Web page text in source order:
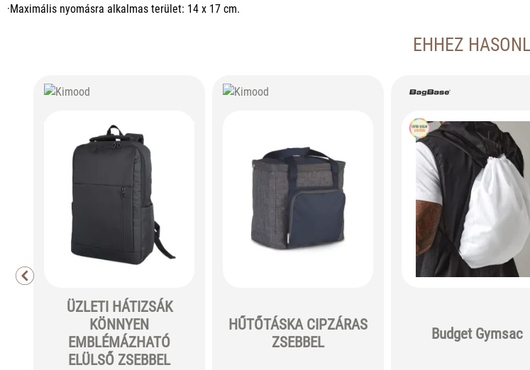
·Maximális nyomásra alkalmas terület: 14 x 17 cm.
EHHEZ
ÜZLETI HÁTIZSÁK
KÖNNYEN
EMBLÉMÁZHATÓ
ELÜLSŐ ZSEBBEL
HŰTŐTÁSKA CIPZÁRAS
ZSEBBEL
Budget Gymsac